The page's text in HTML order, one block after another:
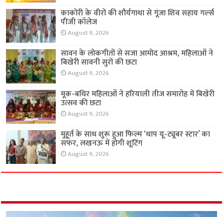
काकोरी के वीरों की शौर्यगाथा से गूंजा शिव सहाय गर्ल्स
पीजी कॉलेज
August 9, 2026
सावन के लोकगीतों से सजा आमोद आश्रम, महिलाओं ने
बिखेरी सावनी सुरों की छटा
August 9, 2026
मूक-बधिर महिलाओं ने हरियाली तीज समारोह में बिखेरी
उत्सव की छटा
August 9, 2026
मुहूर्त के साथ शुरू हुआ फिल्म ‘थाप यू-ट्यूबर स्टार’ का
सफर, लखनऊ में होगी शूटिंग
August 9, 2026